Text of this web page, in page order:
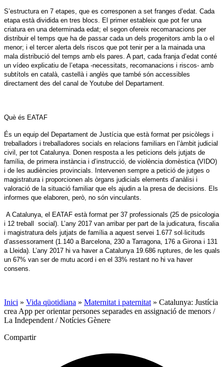
S’estructura en 7 etapes, que es corresponen a set franges d’edat. Cada
etapa està dividida en tres blocs. El primer estableix que pot fer una
criatura en una determinada edat; el segon ofereix recomanacions per
distribuir el temps que ha de passar cada un dels progenitors amb la o el
menor; i el tercer alerta dels riscos que pot tenir per a la mainada una
mala distribució del temps amb els pares. A part, cada franja d’edat conté
un vídeo explicatiu de l’etapa -necessitats, recomanacions i riscos- amb
subtítols en català, castellà i anglès que també són accessibles
directament des del canal de Youtube del Departament.
Què és EATAF
És un equip del Departament de Justícia que està format per psicòlegs i
treballadors i treballadores socials en relacions familiars en l’àmbit judicial
civil, per tot Catalunya. Donen resposta a les peticions dels jutjats de
família, de primera instància i d’instrucció, de violència domèstica (VIDO)
i de les audiències provincials. Intervenen sempre a petició de jutges o
magistratura i proporcionen als òrgans judicials elements d’anàlisi i
valoració de la situació familiar que els ajudin a la presa de decisions. Els
informes que elaboren, però, no són vinculants.
A Catalunya, el EATAF està format per 37 professionals (25 de psicologia
i 12 treball social). L’any 2017 van arribar per part de la judicatura, fiscalia
i magistratura dels jutjats de família a aquest servei 1.677 sol·licituds
d’assessorament (1.140 a Barcelona, 230 a Tarragona, 176 a Girona i 131
a Lleida). L’any 2017 hi va haver a Catalunya 19.686 ruptures, de les quals
un 67% van ser de mutu acord i en el 33% restant no hi va haver
consens.
Inici » Vida qüotidiana » Maternitat i paternitat» Catalunya: Justícia
crea App per orientar persones separades en assignació de menors /
La Independent / Notícies Gènere
Compartir